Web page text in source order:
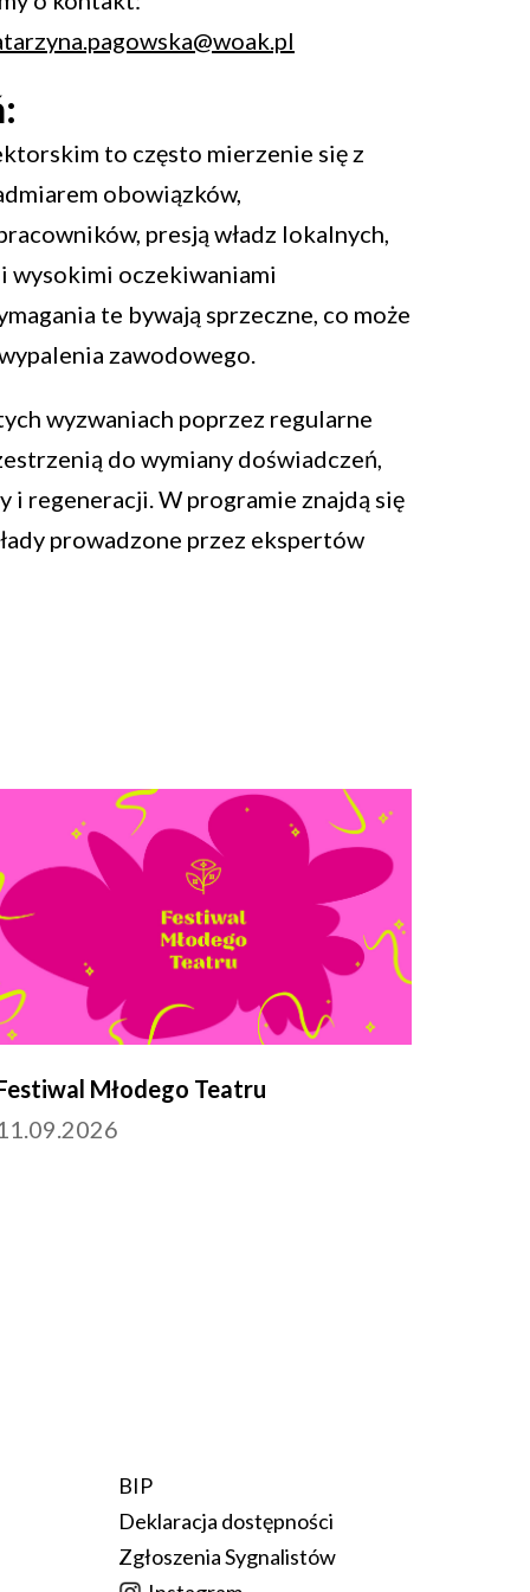
to często mierzenie się z
obowiązków,
presją władz lokalnych,
wysokimi oczekiwaniami
te bywają sprzeczne, co może
zawodowego.
wyzwaniach poprzez regularne
do wymiany doświadczeń,
i regeneracji. W programie znajdą się
prowadzone przez ekspertów
Młodego Teatru
BIP
Deklaracja dostępności
Zgłoszenia Sygnalistów